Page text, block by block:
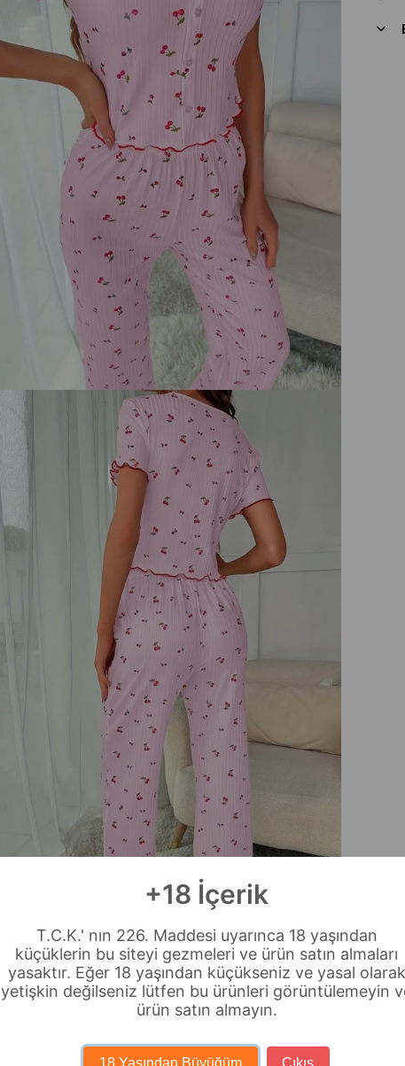
+18 İçerik
T.C.K.' nın 226. Maddesi uyarınca 18 yaşından
küçüklerin bu siteyi gezmeleri ve ürün satın almaları
yasaktır. Eğer 18 yaşından küçükseniz ve yasal olarak
yetişkin değilseniz lütfen bu ürünleri görüntülemeyin
ürün satın almayın.
18 Yaşından Büyüğüm Çıkış